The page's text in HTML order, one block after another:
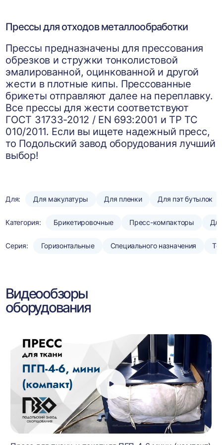
Прессы для отходов металлообработки
Прессы предназначены для прессования
обрезков и стружки тонколистовой
эмалированной, оцинкованной и другой
жести в плотные кипы. Прессованные
брикеты отправляют далее на переплавку.
Все прессы для жести соответствуют
ГОСТ 31733-2012 / EN 693:2001 и ТР ТС
010/2011. Если вы ищете надежный пресс,
то Подольский завод оборудования лучший
выбор!
Для: Для макулатуры Для пленки Для пэт бутылок
Категория: Брикетировочные Пресс-компакторы
Серия: Горизонтальные Специального назначения
Видеообзоры
оборудования